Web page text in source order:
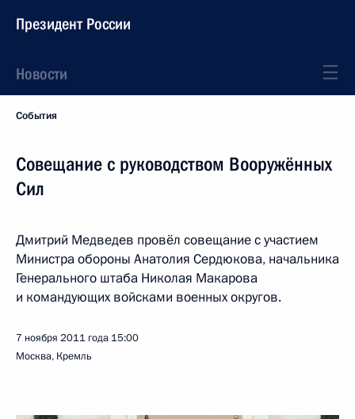
Президент России
Новости
События
Совещание с руководством Вооружённых
Сил
Дмитрий Медведев провёл совещание с участием
Министра обороны Анатолия Сердюкова, начальника
Генерального штаба Николая Макарова
и командующих войсками военных округов.
7 ноября 2011 года 15:00
Москва, Кремль